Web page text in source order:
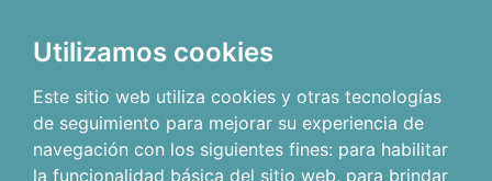
Utilizamos cookies
Este sitio web utiliza cookies y otras tecnologías
de seguimiento para mejorar su experiencia de
navegación con los siguientes fines: para habilitar
la funcionalidad básica del sitio web, para brindar